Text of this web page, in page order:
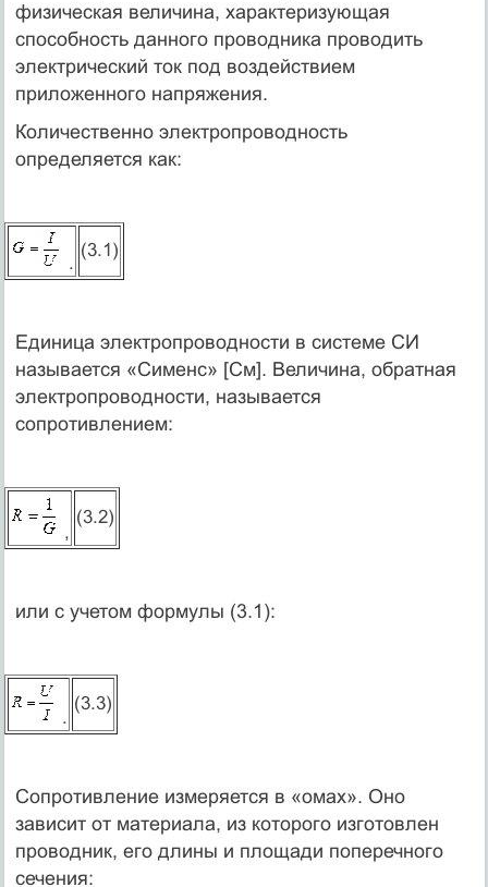
физическая величина, характеризующая
способность данного проводника проводить
электрический ток под воздействием
приложенного напряжения.
Количественно электропроводность
определяется как:
.
(3.1)
Единица электропроводности в системе СИ
называется «Сименс» [См]. Величина, обратная
электропроводности, называется
сопротивлением:
,
(3.2)
или с учетом формулы (3.1):
.
(3.3)
Сопротивление измеряется в «омах». Оно
зависит от материала, из которого изготовлен
проводник, его длины и площади поперечного
сечения: